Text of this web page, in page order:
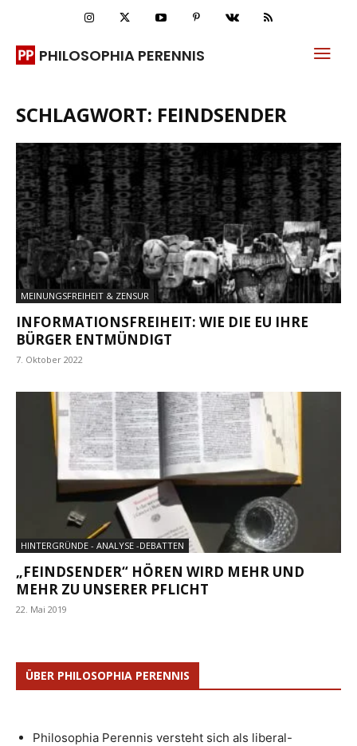
PHILOSOPHIA PERENNIS
SCHLAGWORT: FEINDSENDER
MEINUNGSFREIHEIT & ZENSUR
INFORMATIONSFREIHEIT: WIE DIE EU IHRE
BÜRGER ENTMÜNDIGT
7. Oktober 2022
HINTERGRÜNDE - ANALYSE -DEBATTEN
„FEINDSENDER“ HÖREN WIRD MEHR UND
MEHR ZU UNSERER PFLICHT
22. Mai 2019
ÜBER PHILOSOPHIA PERENNIS
Philosophia Perennis versteht sich als liberal-